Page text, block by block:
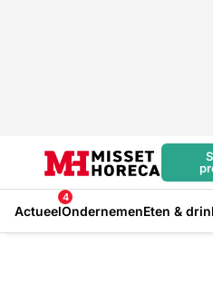
Actueel
4
OndernemenEten &